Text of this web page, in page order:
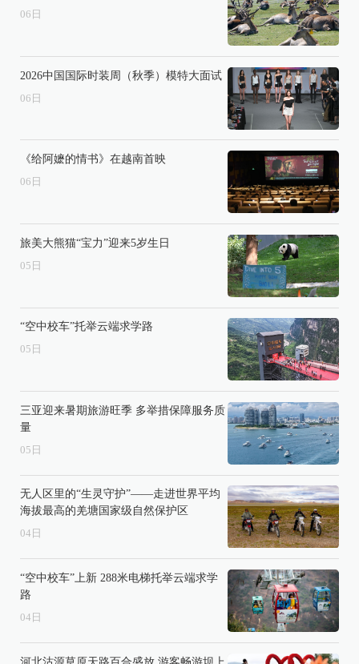
06 日
2026中国国际时装周（秋季）模特大面试
06 日
《给阿嬷的情书》在越南首映
06 日
旅美大熊猫“宝力”迎来5岁生日
05 日
“空中校车”托举云端求学路
05 日
三亚迎来暑期旅游旺季 多举措保障服务质
量
05 日
无人区里的“生灵守护”——走进世界平均
海拔最高的羌塘国家级自然保护区
04 日
“空中校车”上新 288米电梯托举云端求学
路
04 日
河北沽源草原天路百合盛放 游客畅游坝上